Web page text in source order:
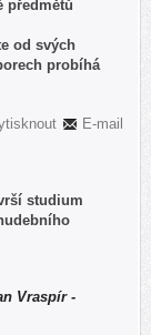
předmětů
od svých
probíhá
E-mail
studium
Vraspír -